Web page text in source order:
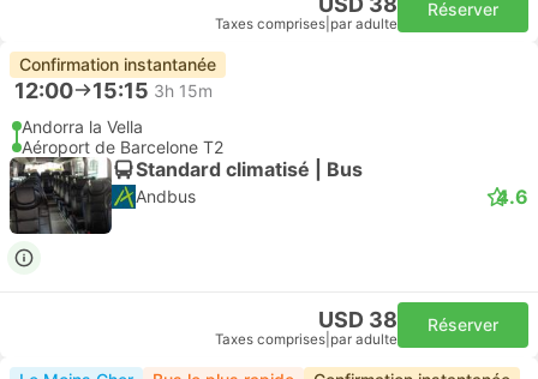
Taxes comprises par adulte
Réserver
Confirmation instantanée
12:00 15:15 3h 15m
Andorra la Vella
Aéroport de Barcelone T2
Standard climatisé | Bus
Andbus 4.6
USD 38
Taxes comprises par adulte
Réserver